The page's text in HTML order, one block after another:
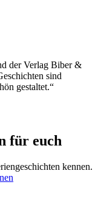
der Verlag Biber &
sind
gestaltet.“
für euch
kennen.